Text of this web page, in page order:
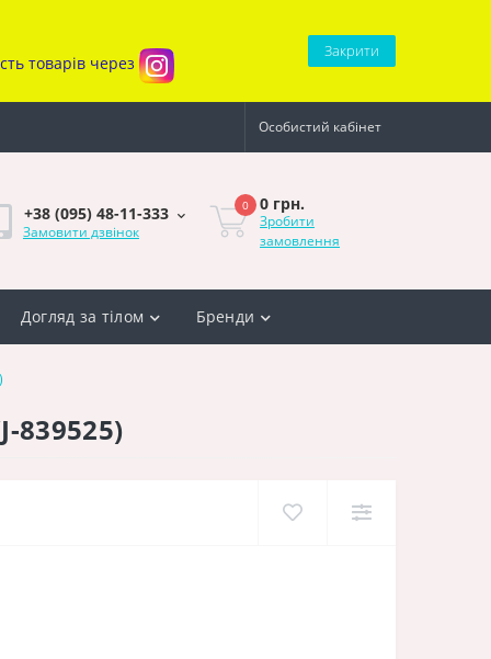
товарів через
Закрити
Особистий кабінет
+38 (095) 48-11-333
Замовити дзвінок
0 0 грн.
Зробити
замовлення
Догляд за тілом Бренди
839525)